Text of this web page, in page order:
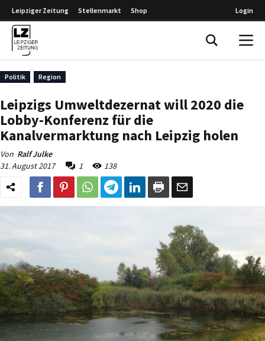
Leipziger Zeitung Stellenmarkt Shop Login
Politik Region
Leipzigs Umweltdezernat will 2020 die
Lobby-Konferenz für die
Kanalvermarktung nach Leipzig holen
Von Ralf Julke
31. August 2017
1 138